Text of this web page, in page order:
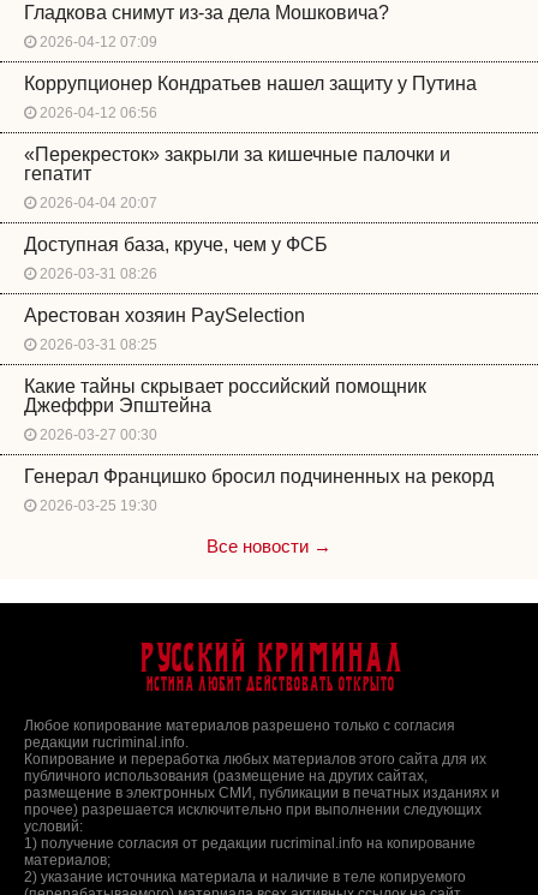
Гладкова снимут из-за дела Мошковича?
2026-04-12 07:09
Коррупционер Кондратьев нашел защиту у Путина
2026-04-12 06:56
«Перекресток» закрыли за кишечные палочки и
гепатит
2026-04-04 20:07
Доступная база, круче, чем у ФСБ
2026-03-31 08:26
Арестован хозяин PaySelection
2026-03-31 08:25
Какие тайны скрывает российский помощник
Джеффри Эпштейна
2026-03-27 00:30
Генерал Францишко бросил подчиненных на рекорд
2026-03-25 19:30
Все новости →
Русский Криминал
Истина любит действовать открыто
Любое копирование материалов разрешено только с согласия
редакции rucriminal.info.
Копирование и переработка любых материалов этого сайта для их
публичного использования (размещение на других сайтах,
размещение в электронных СМИ, публикации в печатных изданиях и
прочее) разрешается исключительно при выполнении следующих
условий:
1) получение согласия от редакции rucriminal.info на копирование
материалов;
2) указание источника материала и наличие в теле копируемого